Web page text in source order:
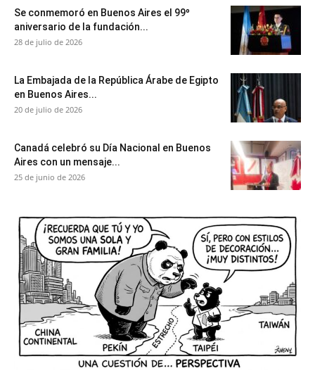
Se conmemoró en Buenos Aires el 99º
aniversario de la fundación...
28 de julio de 2026
La Embajada de la República Árabe de Egipto
en Buenos Aires...
20 de julio de 2026
Canadá celebró su Día Nacional en Buenos
Aires con un mensaje...
25 de junio de 2026